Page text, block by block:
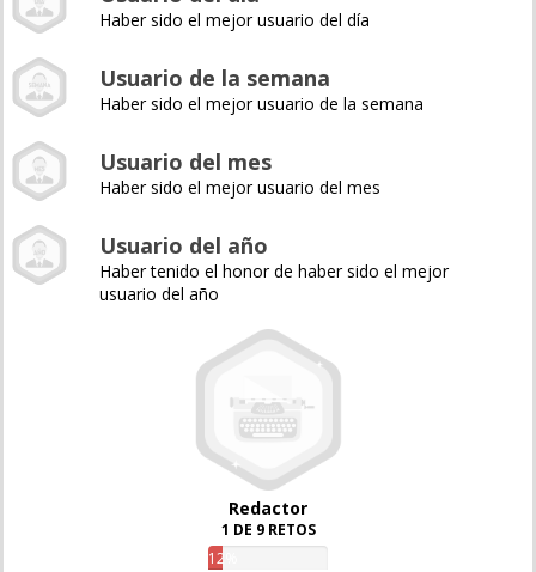
Haber sido el mejor usuario del día
Usuario de la semana
Haber sido el mejor usuario de la semana
Usuario del mes
Haber sido el mejor usuario del mes
Usuario del año
Haber tenido el honor de haber sido el mejor
usuario del año
Redactor
1 DE 9 RETOS
12%